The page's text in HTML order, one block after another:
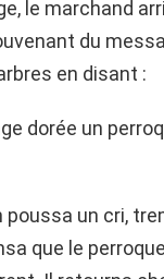
le marchand
du
en disant :
dorée un
poussa un cri,
que le